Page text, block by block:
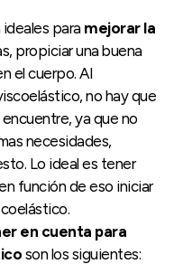
para mejorar la
propiciar una buena
el cuerpo. Al
no hay que
ya que no
necesidades,
Lo ideal es tener
función de eso iniciar
en cuenta para
son los siguientes: